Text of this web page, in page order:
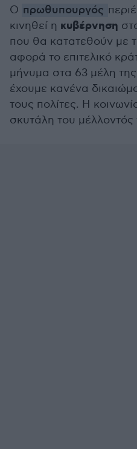
Ο πρωθυπουργός
κινηθεί η κυβέρνηση
που θα κατατεθούν με
αφορά το επιτελικό
μήνυμα στα 63 μέλη
έχουμε κανένα
τους πολίτες. Η
σκυτάλη του μέλλοντός